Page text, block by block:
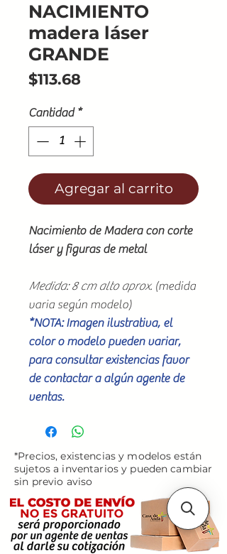
NACIMIENTO
madera láser
GRANDE
$113.68
Cantidad *
Agregar al carrito
Nacimiento de Madera con corte
láser y figuras de metal
Medida: 8 cm alto aprox. (medida
varia según modelo)
*NOTA: Imagen ilustrativa, el
color o modelo pueden variar,
para consultar existencias favor
de contactar a algún agente de
ventas.
*Precios, existencias y modelos están
sujetos a inventarios y pueden cambiar
sin previo aviso